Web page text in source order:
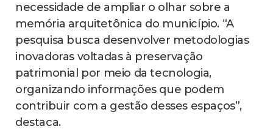
necessidade de ampliar o olhar sobre a
memória arquitetônica do município. “A
pesquisa busca desenvolver metodologias
inovadoras voltadas à preservação
patrimonial por meio da tecnologia,
organizando informações que podem
contribuir com a gestão desses espaços”,
destaca.